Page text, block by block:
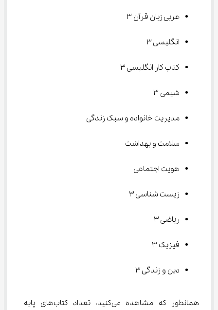
عربی زبان قرآن ۳
انگلیسی ۳
کتاب کار انگلیسی ۳
شیمی ۳
مدیریت خانواده و سبک زندگی
سلامت و بهداشت
هویت اجتماعی
زیست شناسی ۳
ریاضی ۳
فیزیک ۳
دین و زندگی ۳
همانطور که مشاهده می‌کنید، تعداد کتاب‌های پایه